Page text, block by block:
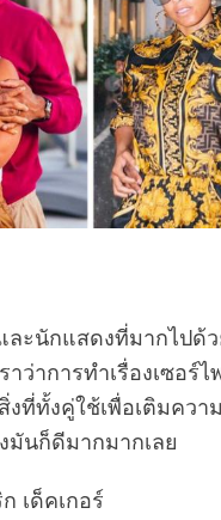
ละนักแสดงที่มากไปด้
ว่าการทำเรื่องเซอร์ไ
ที่ทั้งคู่ใช้เพื่อเติมควา
นก็ดีมากมากเลย
เด็คเกอร์